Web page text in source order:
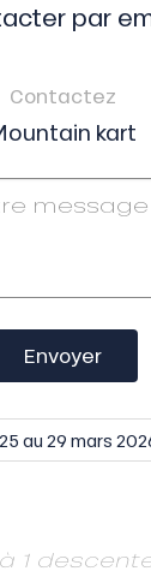
par
Contactez
kart
Envoyer
1